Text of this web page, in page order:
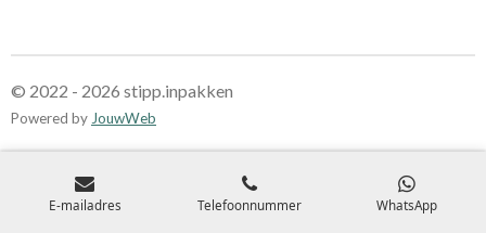
© 2022 - 2026 stipp.inpakken
Powered by JouwWeb
E-mailadres Telefoonnummer WhatsApp